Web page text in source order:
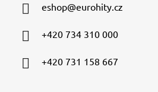
eshop@eurohity.cz
+420 734 310 000
+420 731 158 667